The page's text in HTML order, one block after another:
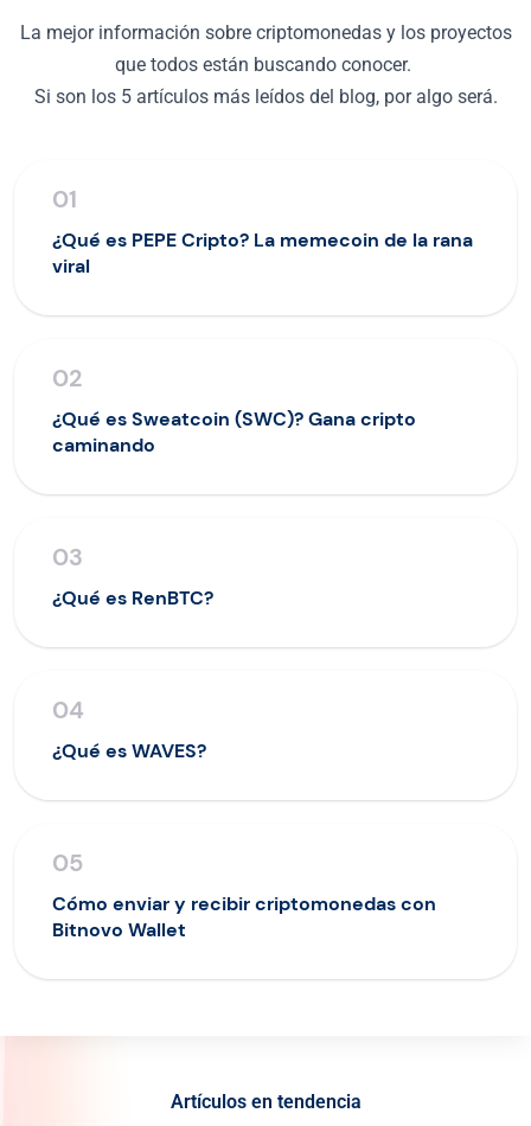
La mejor información sobre criptomonedas y los proyectos
que todos están buscando conocer.
Si son los 5 artículos más leídos del blog, por algo será.
01
¿Qué es PEPE Cripto? La memecoin de la rana
viral
02
¿Qué es Sweatcoin (SWC)? Gana cripto
caminando
03
¿Qué es RenBTC?
04
¿Qué es WAVES?
05
Cómo enviar y recibir criptomonedas con
Bitnovo Wallet
Artículos en tendencia